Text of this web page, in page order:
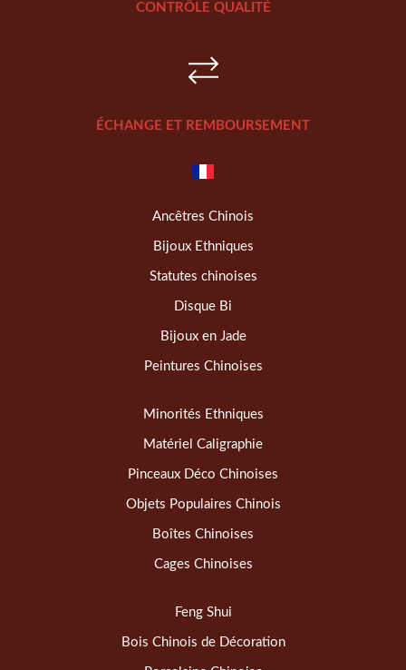
CONTRÔLE QUALITÉ
ÉCHANGE ET REMBOURSEMENT
Ancêtres Chinois
Bijoux Ethniques
Statutes chinoises
Disque Bi
Bijoux en Jade
Peintures Chinoises
Minorités Ethniques
Matériel Caligraphie
Pinceaux Déco Chinoises
Objets Populaires Chinois
Boîtes Chinoises
Cages Chinoises
Feng Shui
Bois Chinois de Décoration